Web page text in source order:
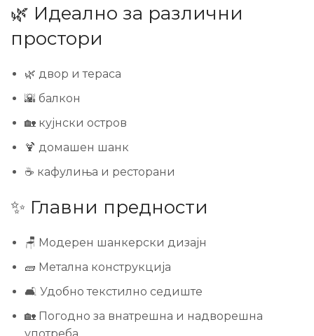
🌿 Идеално за различни
простори
🌿 двор и тераса
🌇 балкон
🏡 кујнски остров
🍹 домашен шанк
☕ кафулиња и ресторани
✨ Главни предности
🪑 Модерен шанкерски дизајн
🧱 Метална конструкција
🛋️ Удобно текстилно седиште
🏡 Погодно за внатрешна и надворешна